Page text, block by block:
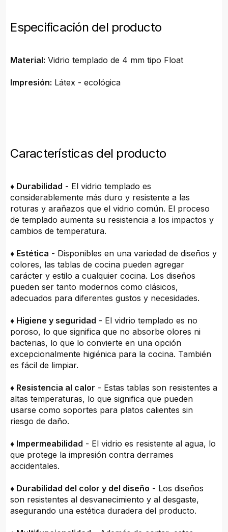
Especificación del producto
Material: Vidrio templado de 4 mm tipo Float
Impresión: Látex - ecológica
Características del producto
♦ Durabilidad - El vidrio templado es
considerablemente más duro y resistente a las
roturas y arañazos que el vidrio común. El proceso
de templado aumenta su resistencia a los impactos y
cambios de temperatura.
♦ Estética - Disponibles en una variedad de diseños y
colores, las tablas de cocina pueden agregar
carácter y estilo a cualquier cocina. Los diseños
pueden ser tanto modernos como clásicos,
adecuados para diferentes gustos y necesidades.
♦ Higiene y seguridad - El vidrio templado es no
poroso, lo que significa que no absorbe olores ni
bacterias, lo que lo convierte en una opción
excepcionalmente higiénica para la cocina. También
es fácil de limpiar.
♦ Resistencia al calor - Estas tablas son resistentes a
altas temperaturas, lo que significa que pueden
usarse como soportes para platos calientes sin
riesgo de daño.
♦ Impermeabilidad - El vidrio es resistente al agua, lo
que protege la impresión contra derrames
accidentales.
♦ Durabilidad del color y del diseño - Los diseños
son resistentes al desvanecimiento y al desgaste,
asegurando una estética duradera del producto.